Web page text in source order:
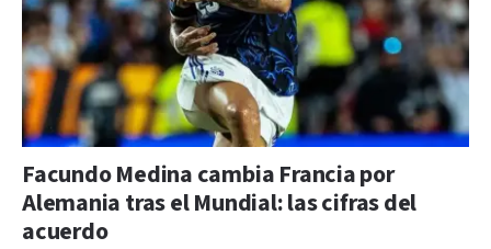
Facundo Medina cambia Francia por
Alemania tras el Mundial: las cifras del
acuerdo